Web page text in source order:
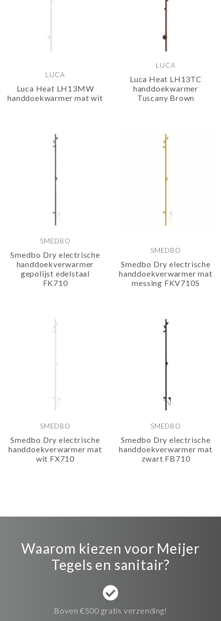
LUCA
Luca Heat LH13MW
handdoekwarmer mat wit
LUCA
Luca Heat LH13TC
handdoekwarmer
Tuscany Brown
SMEDBO
Smedbo Dry electrische
handdoekverwarmer
gepolijst edelstaal
FK710
SMEDBO
Smedbo Dry electrische
handdoekverwarmer mat
messing FKV710S
SMEDBO
Smedbo Dry electrische
handdoekverwarmer mat
wit FX710
SMEDBO
Smedbo Dry electrische
handdoekverwarmer mat
zwart FB710
Waarom kiezen voor Meijer
Tegels en sanitair?
Boven €500 gratis verzending!